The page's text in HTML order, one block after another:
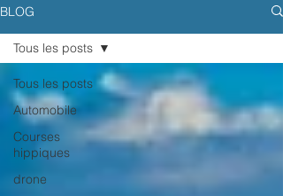
BLOG
Tous les posts
Automobile
Courses
hippiques
drone
Tous les posts